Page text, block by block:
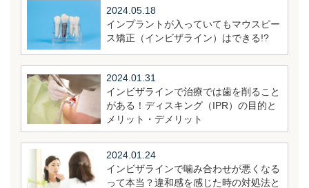
2024.05.18
インプラントが入っていてもマウスピー
ス矯正（インビザライン）はできる!?
2024.01.31
インビザラインで治療では歯を削ること
がある！ディスキング（IPR）の目的と
メリット・デメリット
2024.01.24
インビザラインで噛み合わせが悪くなる
って本当？違和感を感じた時の対処法と